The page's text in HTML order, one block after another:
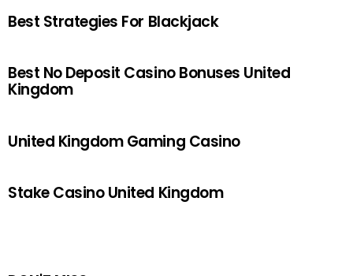
Best Strategies For Blackjack
Best No Deposit Casino Bonuses United
Kingdom
United Kingdom Gaming Casino
Stake Casino United Kingdom